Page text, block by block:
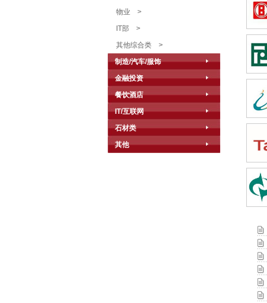
物业 >
IT部 >
其他综合类 >
制造/汽车/服饰
金融投资
餐饮酒店
IT/互联网
石材类
其他